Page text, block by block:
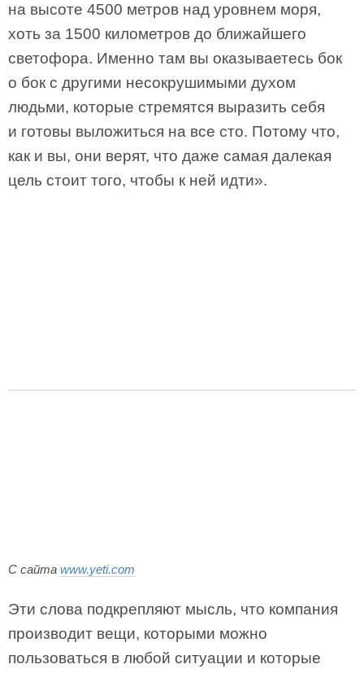
на высоте 4500 метров над уровнем моря,
хоть за 1500 километров до ближайшего
светофора. Именно там вы оказываетесь бок
о бок с другими несокрушимыми духом
людьми, которые стремятся выразить себя
и готовы выложиться на все сто. Потому что,
как и вы, они верят, что даже самая далекая
цель стоит того, чтобы к ней идти».
С сайта www.yeti.com
Эти слова подкрепляют мысль, что компания
производит вещи, которыми можно
пользоваться в любой ситуации и которые